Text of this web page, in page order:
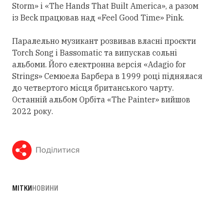
Storm» і «The Hands That Built America», а разом
із Beck працював над «Feel Good Time» Pink.
Паралельно музикант розвивав власні проєкти
Torch Song і Bassomatic та випускав сольні
альбоми. Його електронна версія «Adagio for
Strings» Семюела Барбера в 1999 році піднялася
до четвертого місця британського чарту.
Останній альбом Орбіта «The Painter» вийшов
2022 року.
Поділитися
МІТКИНОВИНИ